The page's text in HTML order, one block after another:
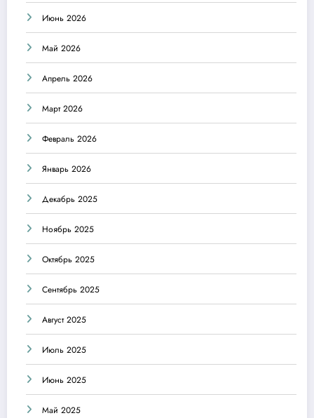
Июнь 2026
Май 2026
Апрель 2026
Март 2026
Февраль 2026
Январь 2026
Декабрь 2025
Ноябрь 2025
Октябрь 2025
Сентябрь 2025
Август 2025
Июль 2025
Июнь 2025
Май 2025